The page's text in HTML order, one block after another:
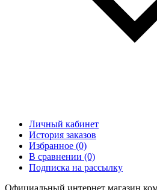
Личный кабинет
История заказов
Избранное (0)
В сравнении (0)
Подписка на рассылку
Официальный интернет магазин